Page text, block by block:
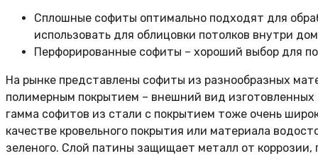
Сплошные софиты оптимально подходят для
использовать для облицовки потолков внутри
Перфорированные софиты – хороший выбор для
На рынке представлены софиты из разнообразных
полимерным покрытием – внешний вид
гамма софитов из стали с покрытием тоже очень
качестве кровельного покрытия или материала
зеленого. Слой патины защищает металл от